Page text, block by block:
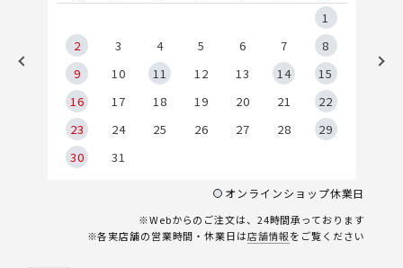
1
2
3 4 5 6 7
8
9
10 11 12 13 14
15
16
17 18 19 20 21
22
23
24 25 26 27 28
29
30
31
オンラインショップ休業日
※Webからのご注文は、24時間承っております
※各実店舗の営業時間・休業日は店舗情報をご覧ください